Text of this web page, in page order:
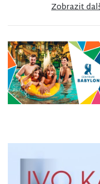
Zobrazit